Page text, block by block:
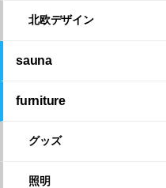
北欧デザイン
sauna
furniture
グッズ
照明